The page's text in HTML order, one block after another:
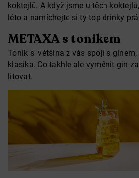
koktejlů. A když jsme u těch
léto a namíchejte si ty top drinky
METAXA s tonikem
Tonik si většina z vás spojí s
klasika. Co takhle ale vyměnit gin
litovat.